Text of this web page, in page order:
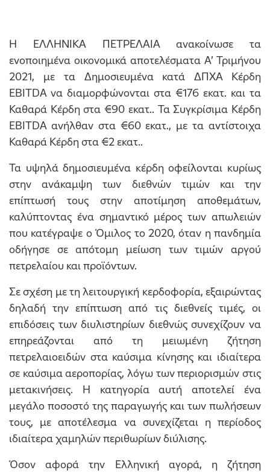
Η ΕΛΛΗΝΙΚΑ ΠΕΤΡΕΛΑΙΑ ανακοίνωσε τα
ενοποιημένα οικονομικά αποτελέσματα Α’ Τριμήνου
2021, με τα Δημοσιευμένα κατά ΔΠΧΑ Κέρδη
EBITDA να διαμορφώνονται στα €176 εκατ. και τα
Καθαρά Κέρδη στα €90 εκατ.. Τα Συγκρίσιμα Κέρδη
EBITDA ανήλθαν στα €60 εκατ., με τα αντίστοιχα
Καθαρά Κέρδη στα €2 εκατ..
Τα υψηλά δημοσιευμένα κέρδη οφείλονται κυρίως
στην ανάκαμψη των διεθνών τιμών και την
επίπτωσή τους στην αποτίμηση αποθεμάτων,
καλύπτοντας ένα σημαντικό μέρος των απωλειών
που κατέγραψε ο Όμιλος το 2020, όταν η πανδημία
οδήγησε σε απότομη μείωση των τιμών αργού
πετρελαίου και προϊόντων.
Σε σχέση με τη λειτουργική κερδοφορία, εξαιρώντας
δηλαδή την επίπτωση από τις διεθνείς τιμές, οι
επιδόσεις των διυλιστηρίων διεθνώς συνεχίζουν να
επηρεάζονται από τη μειωμένη ζήτηση
πετρελαιοειδών στα καύσιμα κίνησης και ιδιαίτερα
σε καύσιμα αεροπορίας, λόγω των περιορισμών στις
μετακινήσεις. Η κατηγορία αυτή αποτελεί ένα
μεγάλο ποσοστό της παραγωγής και των πωλήσεων
τους, με αποτέλεσμα να συνεχίζεται η περίοδος
ιδιαίτερα χαμηλών περιθωρίων διύλισης.
Όσον αφορά την Ελληνική αγορά, η ζήτηση